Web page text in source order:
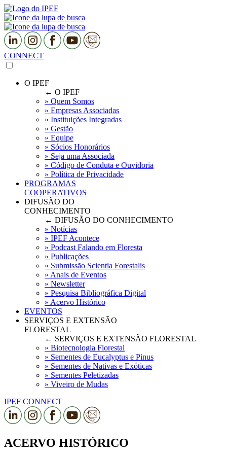
CONNECT
O IPEF
← O IPEF
» Quem Somos
» Empresas Associadas
» Instituições Integradas
» Gestão
» Equipe
» Sócios Honorários
» Seja uma Associada
» Código de Conduta e Ouvidoria
» Política de Privacidade
PROGRAMAS
COOPERATIVOS
DIFUSÃO DO
CONHECIMENTO
← DIFUSÃO DO CONHECIMENTO
» Notícias
» IPEF Acontece
» Podcast Falando em Floresta
» Publicações
» Submissão Scientia Forestalis
» Anais de Eventos
» Newsletter
» Pesquisa Bibliográfica Digital
» Acervo Histórico
EVENTOS
SERVIÇOS E EXTENSÃO
FLORESTAL
← SERVIÇOS E EXTENSÃO FLORESTAL
» Biotecnologia Florestal
» Sementes de Eucalyptus e Pinus
» Sementes de Nativas e Exóticas
» Sementes Peletizadas
» Viveiro de Mudas
IPEF CONNECT
ACERVO HISTÓRICO